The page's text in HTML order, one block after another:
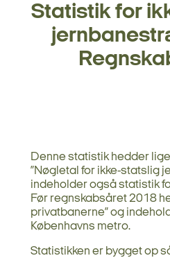
Statistik for
Denne statistik hedder
”Nøgletal for ikke-statslig
indeholder også statistik
Før regnskabsåret 2018
privatbanerne” og
Københavns metro.
Statistikken er bygget op